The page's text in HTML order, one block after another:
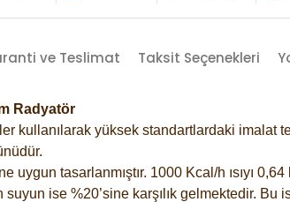
ve Teslimat Taksit Seçenekleri
Radyatör
kullanılarak yüksek standartlardaki imalat
tasarlanmıştır. 1000 Kcal/h ısıyı
ise %20’sine karşılık gelmektedir. Bu